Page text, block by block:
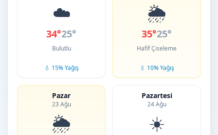
☁️
34°25°
Bulutlu
💧 15% Yağış
🌦️
35°25°
Hafif Çiseleme
💧 10% Yağış
Pazar
23 Ağu
🌦️
Pazartesi
24 Ağu
☀️